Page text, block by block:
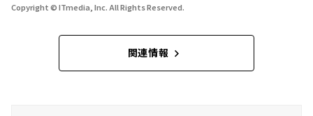
Copyright © ITmedia, Inc. All Rights Reserved.
関連情報